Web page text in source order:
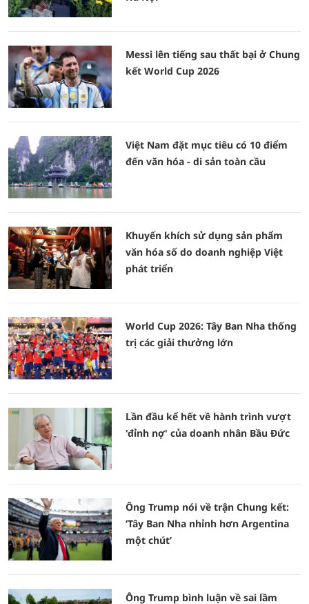
Messi lên tiếng sau thất bại ở Chung
kết World Cup 2026
Việt Nam đặt mục tiêu có 10 điểm
đến văn hóa - di sản toàn cầu
Khuyến khích sử dụng sản phẩm
văn hóa số do doanh nghiệp Việt
phát triển
World Cup 2026: Tây Ban Nha thống
trị các giải thưởng lớn
Lần đầu kể hết về hành trình vượt
'đỉnh nợ' của doanh nhân Bầu Đức
Ông Trump nói về trận Chung kết:
‘Tây Ban Nha nhỉnh hơn Argentina
một chút’
Ông Trump bình luận về sai lầm